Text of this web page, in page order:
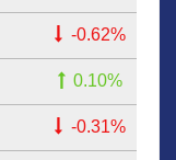
-0.62%
0.10%
-0.31%